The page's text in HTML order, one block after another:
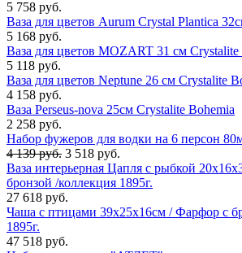
5 758 руб.
Ваза для цветов Aurum Crystal Plantica
5 168 руб.
Ваза для цветов MOZART 31 см Crystalite
5 118 руб.
Ваза для цветов Neptune 26 см Crystalite
4 158 руб.
Ваза Perseus-nova 25см Crystalite Bohemia
2 258 руб.
Набор фужеров для водки на 6 персон
4 139 руб. 3 518 руб.
Ваза интерьерная Цапля с рыбкой
бронзой /коллекция 1895г.
27 618 руб.
Чаша с птицами 39x25x16см / Фарфор с
1895г.
47 518 руб.